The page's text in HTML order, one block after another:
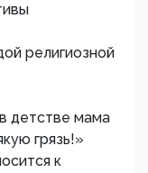
религиозной
детстве мама
грязь!»
к